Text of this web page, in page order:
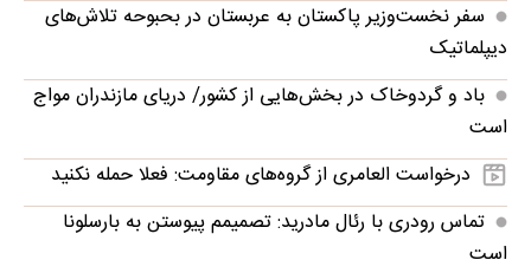
سفر نخست‌وزیر پاکستان به عربستان در بحبوحه تلاش‌های
دیپلماتیک
باد و گردوخاک در بخش‌هایی از کشور/ دریای مازندران مواج
است
درخواست العامری از گروه‌های مقاومت: فعلا حمله نکنید
تماس رودری با رئال مادرید: تصمیمم پیوستن به بارسلونا
است